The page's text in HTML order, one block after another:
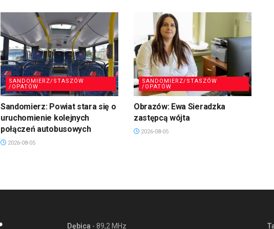
SANDOMIERZ/STASZÓW
/OPATÓW
Sandomierz: Powiat stara się o
uruchomienie kolejnych
połączeń autobusowych
2026-08-05
SANDOMIERZ/STASZÓW
/OPATÓW
Obrazów: Ewa Sieradzka
zastępcą wójta
2026-08-05
Dębica - 89,2 MHz